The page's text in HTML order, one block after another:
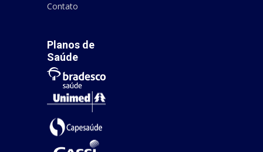
Contato
Planos de
Saúde